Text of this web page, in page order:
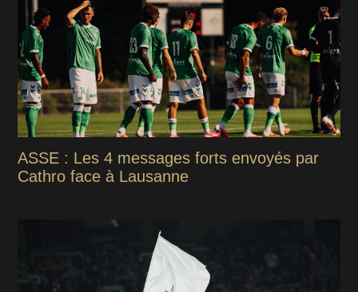
ASSE : Les 4 messages forts envoyés par
Cathro face à Lausanne